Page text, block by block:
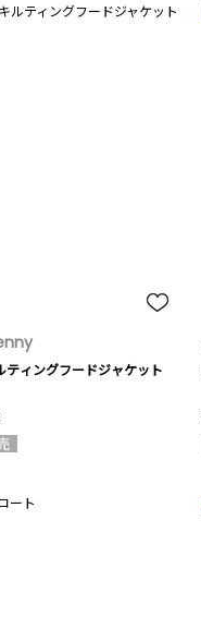
ティングフードジャケット